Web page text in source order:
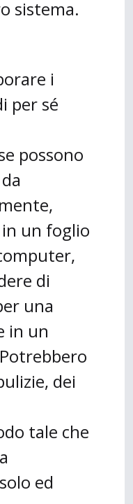
sistema.
i
per sé
possono
un foglio
di
una
in un
dei
tale che
ed